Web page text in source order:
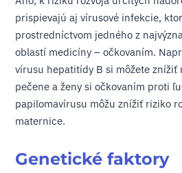
prispievajú aj vírusové infekcie,
prostredníctvom jedného z
oblastí medicíny – očkovaním.
vírusu hepatitídy B si môžete znížiť
pečene a ženy si očkovaním proti
papilomavírusu môžu znížiť riziko
maternice.
Genetické faktory